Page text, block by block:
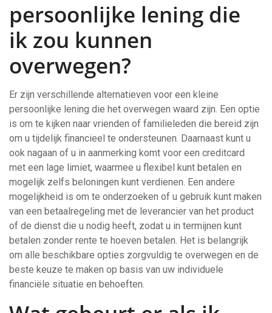
persoonlijke lening die
ik zou kunnen
overwegen?
Er zijn verschillende alternatieven voor een kleine
persoonlijke lening die het overwegen waard zijn. Een optie
is om te kijken naar vrienden of familieleden die bereid zijn
om u tijdelijk financieel te ondersteunen. Daarnaast kunt u
ook nagaan of u in aanmerking komt voor een creditcard
met een lage limiet, waarmee u flexibel kunt betalen en
mogelijk zelfs beloningen kunt verdienen. Een andere
mogelijkheid is om te onderzoeken of u gebruik kunt maken
van een betaalregeling met de leverancier van het product
of de dienst die u nodig heeft, zodat u in termijnen kunt
betalen zonder rente te hoeven betalen. Het is belangrijk
om alle beschikbare opties zorgvuldig te overwegen en de
beste keuze te maken op basis van uw individuele
financiële situatie en behoeften.